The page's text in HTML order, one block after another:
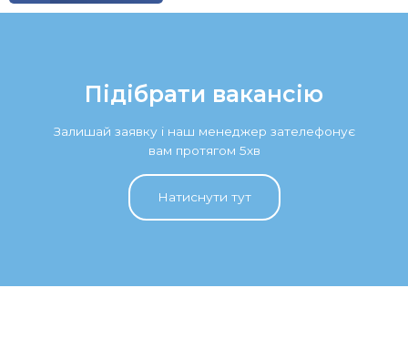
Підібрати вакансію
Залишай заявку і наш менеджер зателефонує
вам протягом 5хв
Натиснути тут